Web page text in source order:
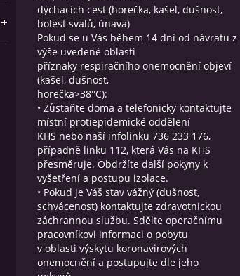
dýchacích cest (horečka, kašel, dušnost,
bolest svalů, únava)
Pokud se u Vás během 14 dní od návratu z
výše uvedené oblasti
příznaky respiračního onemocnění objeví
(kašel, dušnost,
horečka>38°C):
• Zůstaňte doma a telefonicky kontaktujte
místní protiepidemické oddělení
KHS nebo naší infolinku 736 233 176,
případně linku 112, která Vás na KHS
přesměruje. Obdržíte další pokyny k
vyšetření a postupu izolace.
• Pokud je Váš stav vážný (dušnost,
schvácenost) kontaktujte zdravotnickou
záchrannou službu. Sdělte operačnímu
pracovníkovi informaci o pobytu
v oblasti výskytu koronavirových
onemocnění a postupujte dle jeho